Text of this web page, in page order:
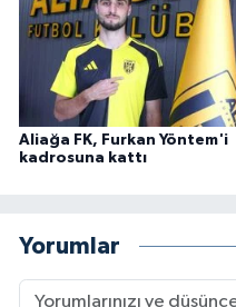
Aliağa FK, Furkan Yöntem'i
kadrosuna kattı
Yorumlar